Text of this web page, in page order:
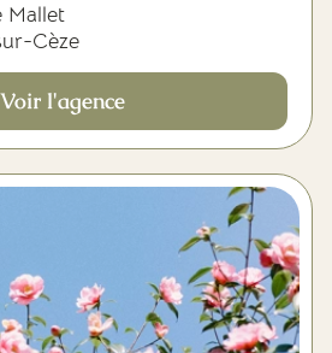
Mallet
Cèze
Voir l'agence